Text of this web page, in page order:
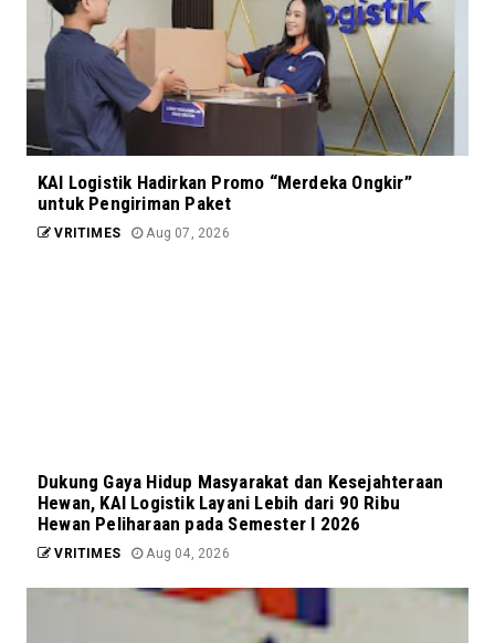
KAI Logistik Hadirkan Promo “Merdeka Ongkir”
untuk Pengiriman Paket
VRITIMES Aug 07, 2026
Dukung Gaya Hidup Masyarakat dan Kesejahteraan
Hewan, KAI Logistik Layani Lebih dari 90 Ribu
Hewan Peliharaan pada Semester I 2026
VRITIMES Aug 04, 2026